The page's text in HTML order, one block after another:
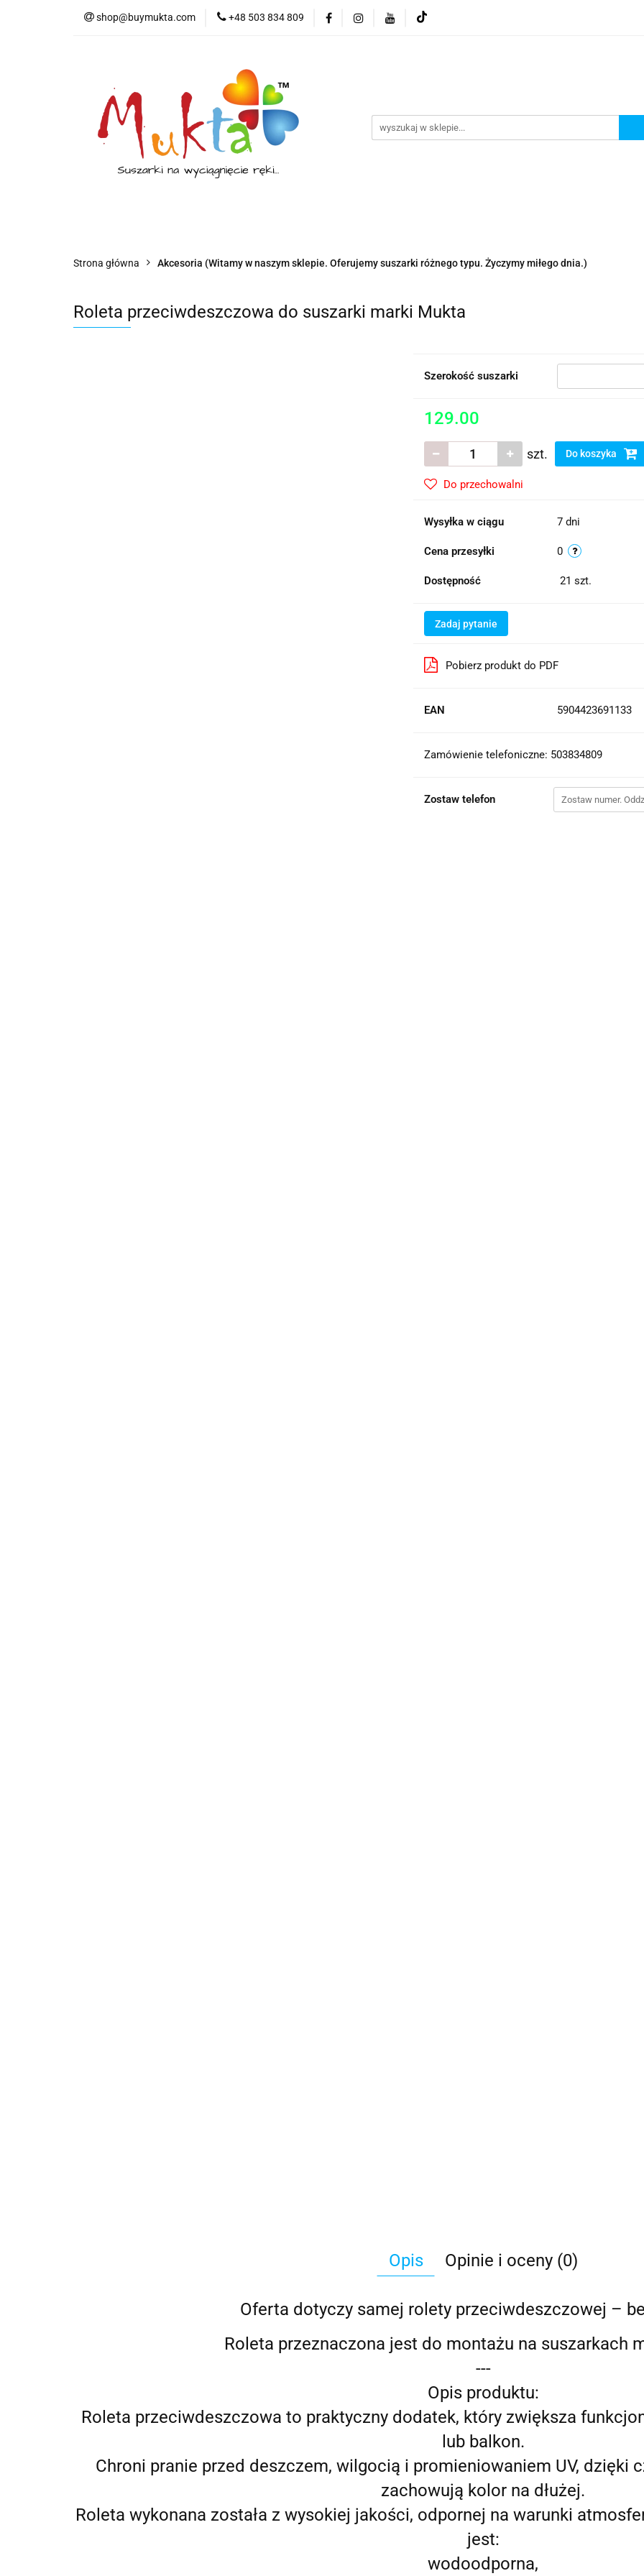
shop@buymukta.com +48 503 834 809
Strona główna Akcesoria (Witamy w naszym sklepie. Oferujemy suszarki różnego typu. Życzymy miłego dnia.)
Roleta przeciwdeszczowa do suszarki marki Mukta
Szerokość suszarki
129.00
szt. Do koszyka
Do przechowalni
Wysyłka w ciągu 7 dni
Cena przesyłki 0
Dostępność 21 szt.
Zadaj pytanie
Pobierz produkt do PDF
EAN 5904423691133
Zamówienie telefoniczne: 503834809
Zostaw telefon
Opis Opinie i oceny (0)
Oferta dotyczy samej rolety przeciwdeszczowej –
Roleta przeznaczona jest do montażu na suszarkach
---
Opis produktu:
Roleta przeciwdeszczowa to praktyczny dodatek, który zwiększa
lub balkon.
Chroni pranie przed deszczem, wilgocią i promieniowaniem UV, dzięki
zachowują kolor na dłużej.
Roleta wykonana została z wysokiej jakości, odpornej na warunki
jest:
wodoodporna,